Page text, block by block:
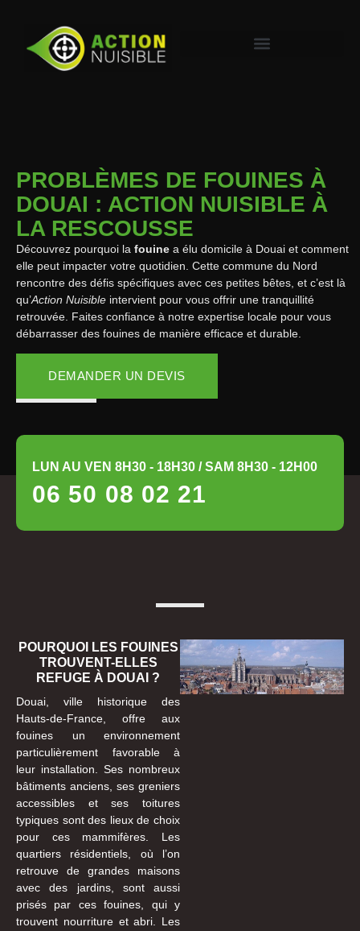
PROBLÈMES DE FOUINES À
DOUAI : ACTION NUISIBLE À
LA RESCOUSSE
Découvrez pourquoi la fouine a élu domicile à Douai et comment
elle peut impacter votre quotidien. Cette commune du Nord
rencontre des défis spécifiques avec ces petites bêtes, et c’est là
qu’Action Nuisible intervient pour vous offrir une tranquillité
retrouvée. Faites confiance à notre expertise locale pour vous
débarrasser des fouines de manière efficace et durable.
DEMANDER UN DEVIS
LUN AU VEN 8H30 - 18H30 / SAM 8H30 - 12H00
06 50 08 02 21
POURQUOI LES FOUINES
TROUVENT-ELLES
REFUGE À DOUAI ?
Douai, ville historique des
Hauts-de-France, offre aux
fouines un environnement
particulièrement favorable à
leur installation. Ses nombreux
bâtiments anciens, ses greniers
accessibles et ses toitures
typiques sont des lieux de choix
pour ces mammifères. Les
quartiers résidentiels, où l’on
retrouve de grandes maisons
avec des jardins, sont aussi
prisés par ces fouines, qui y
trouvent nourriture et abri. Les